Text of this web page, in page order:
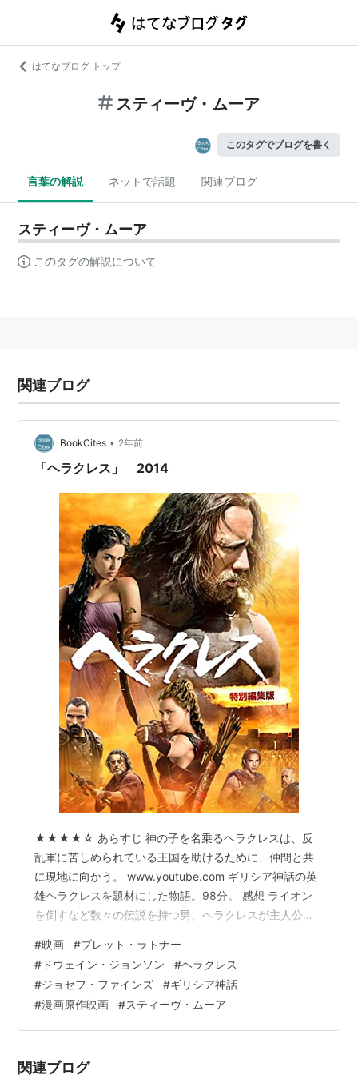
はてなブログ トップ
スティーヴ・ムーア
このタグでブログを書く
言葉の解説 ネットで話題 関連ブログ
スティーヴ・ムーア
このタグの解説について
関連ブログ
BookCites • 2年前
「ヘラクレス」 2014
★★★★☆ あらすじ 神の子を名乗るヘラクレスは、反
乱軍に苦しめられている王国を助けるために、仲間と共
に現地に向かう。 www.youtube.com ギリシア神話の英
雄ヘラクレスを題材にした物語。98分。 感想 ライオン
を倒すなど数々の伝説を持つ男、ヘラクレスが主人公
普通の人間ということになっている。数々の伝説は敵を
ビビらすための設定だ。 ギリシア神話物語 (角川ソフィ
ア文庫) 作者:楠見 千鶴子 KADOKAWA Amazon だが相手
がビビって戦わずに済むなら、そんないいことはないの
で賢いやり方と言える。情報戦や外交を駆使して、いか
#映画 #ブレット・ラトナー
# ドウェイン・ジョンソン #ヘラクレス
#ジョセフ・ファインズ #ギリシア神話
#漫画原作映画 #スティーヴ・ムーア
関連ブログ